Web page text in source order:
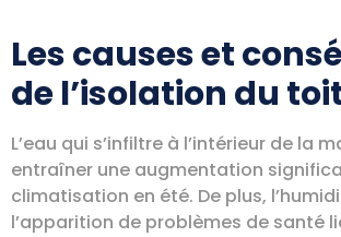
Les causes et
de l’isolation du
L’eau qui s’infiltre à l’intérieur de
entraîner une augmentation
climatisation en été. De plus,
l’apparition de problèmes de santé